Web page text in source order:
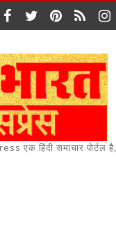
एक हिंदी समाचार पोर्टल है,